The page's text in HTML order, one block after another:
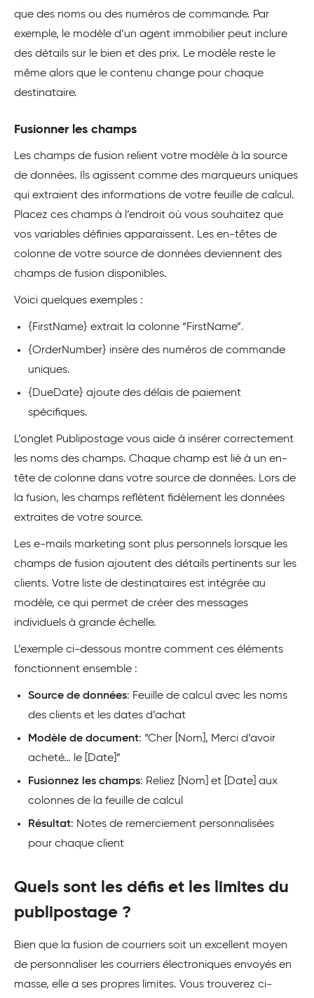
que des noms ou des numéros de commande. Par
exemple, le modèle d’un agent immobilier peut inclure
des détails sur le bien et des prix. Le modèle reste le
même alors que le contenu change pour chaque
destinataire.
Fusionner les champs
Les champs de fusion relient votre modèle à la source
de données. Ils agissent comme des marqueurs uniques
qui extraient des informations de votre feuille de calcul.
Placez ces champs à l’endroit où vous souhaitez que
vos variables définies apparaissent. Les en-têtes de
colonne de votre source de données deviennent des
champs de fusion disponibles.
Voici quelques exemples :
{FirstName} extrait la colonne “FirstName”.
{OrderNumber} insère des numéros de commande
uniques.
{DueDate} ajoute des délais de paiement
spécifiques.
L’onglet Publipostage vous aide à insérer correctement
les noms des champs. Chaque champ est lié à un en-
tête de colonne dans votre source de données. Lors de
la fusion, les champs reflètent fidèlement les données
extraites de votre source.
Les e-mails marketing sont plus personnels lorsque les
champs de fusion ajoutent des détails pertinents sur les
clients. Votre liste de destinataires est intégrée au
modèle, ce qui permet de créer des messages
individuels à grande échelle.
L’exemple ci-dessous montre comment ces éléments
fonctionnent ensemble :
Source de données: Feuille de calcul avec les noms
des clients et les dates d’achat
Modèle de document: “Cher [Nom], Merci d’avoir
acheté… le [Date]”
Fusionnez les champs: Reliez [Nom] et [Date] aux
colonnes de la feuille de calcul
Résultat: Notes de remerciement personnalisées
pour chaque client
Quels sont les défis et les limites du
publipostage ?
Bien que la fusion de courriers soit un excellent moyen
de personnaliser les courriers électroniques envoyés en
masse, elle a ses propres limites. Vous trouverez ci-